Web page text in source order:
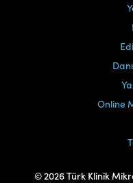
Online
© 2026 Türk Klinik